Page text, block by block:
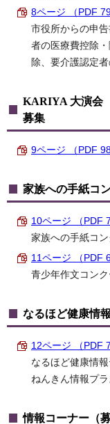
8ページ （PDF
市役所からの申
者の医療費控除
除、要介護認定
KARIYA 大演会
募集
9ページ （PDF
家族への手紙コ
10ページ （PDF
家族への手紙コ
11ページ （PDF
青少年作文コン
なるほど健康情
12ページ （PDF
なるほど健康情
ねんきん情報プ
情報コーナー（